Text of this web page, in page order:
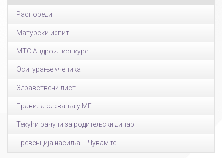
Распореди
Матурски испит
МТС Андроид конкурс
Осигурање ученика
Здравствени лист
Правила одевања у МГ
Текући рачуни за родитељски динар
Превенција насиља - "Чувам те"